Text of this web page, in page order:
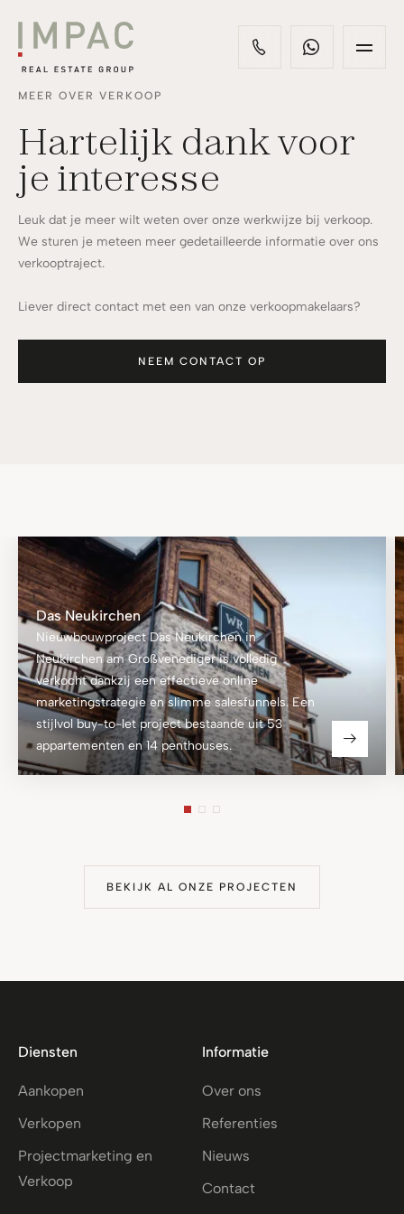
MEER OVER VERKOOP
Hartelijk dank voor
je interesse
Leuk dat je meer wilt weten over onze werkwijze bij verkoop.
We sturen je meteen meer gedetailleerde informatie over ons
verkooptraject.
Liever direct contact met een van onze verkoopmakelaars?
NEEM CONTACT OP
Das Neukirchen
Nieuwbouwproject Das Neukirchen in
Neukirchen am Großvenediger is volledig
verkocht dankzij een effectieve online
marketingstrategie en slimme salesfunnels. Een
stijlvol buy-to-let project bestaande uit 53
appartementen en 14 penthouses.
BEKIJK AL ONZE PROJECTEN
Diensten
Aankopen
Verkopen
Projectmarketing en
Verkoop
Informatie
Over ons
Referenties
Nieuws
Contact